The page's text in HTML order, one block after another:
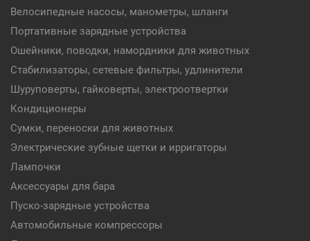
Велосипедные насосы, манометры, шланги
Портативные зарядные устройства
Ошейники, поводки, намордники для животных
Стабилизаторы, сетевые фильтры, удлинители
Шуруповерты, гайковерты, электроотвертки
Кондиционеры
Сумки, переноски для животных
Электрические зубные щетки и ирригаторы
Лампочки
Аксессуары для бара
Пуско-зарядные устройства
Автомобильные компрессоры